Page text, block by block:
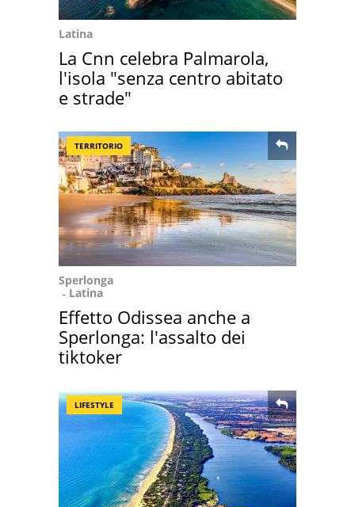
Latina
La Cnn celebra Palmarola,
l'isola "senza centro abitato
e strade"
TERRITORIO
Sperlonga
Latina
Effetto Odissea anche a
Sperlonga: l'assalto dei
tiktoker
LIFESTYLE